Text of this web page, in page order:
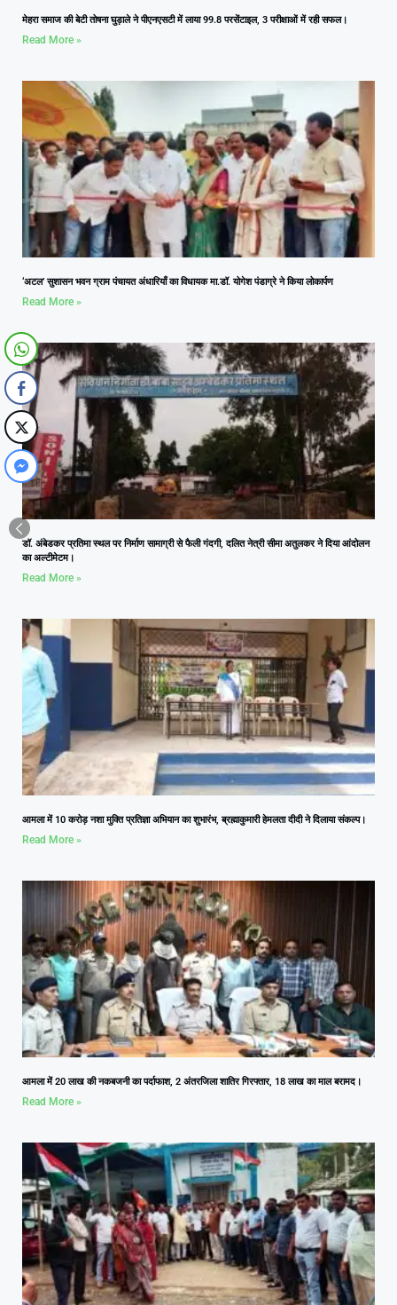
मेहरा समाज की बेटी तोषना घुड़ाले ने पीएनएसटी में लाया 99.8 परसेंटाइल, 3 परीक्षाओं में रही सफल।
Read More »
‘अटल’ सुशासन भवन ग्राम पंचायत अंधारियाँ का विधायक मा.डॉ. योगेश पंडाग्रे ने किया लोकार्पण
Read More »
डॉ. अंबेडकर प्रतिमा स्थल पर निर्माण सामाग्री से फैली गंदगी, दलित नेत्री सीमा अतुलकर ने दिया आंदोलन
का अल्टीमेटम।
Read More »
आमला में 10 करोड़ नशा मुक्ति प्रतिज्ञा अभियान का शुभारंभ, ब्रह्माकुमारी हेमलता दीदी ने दिलाया संकल्प।
Read More »
आमला में 20 लाख की नकबजनी का पर्दाफाश, 2 अंतरजिला शातिर गिरफ्तार, 18 लाख का माल बरामद।
Read More »